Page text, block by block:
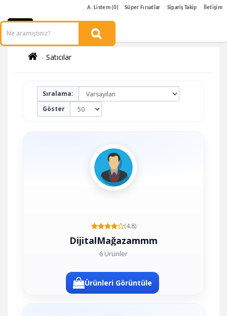
A. Listem (0) Süper Fırsatlar Sipariş Takip İletişim
Satıcılar
Sıralama:
Göster
(4.8)
DijitalMağazammm
6 Ürünler
Ürünleri Görüntüle